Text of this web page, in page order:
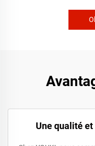
Une qualité